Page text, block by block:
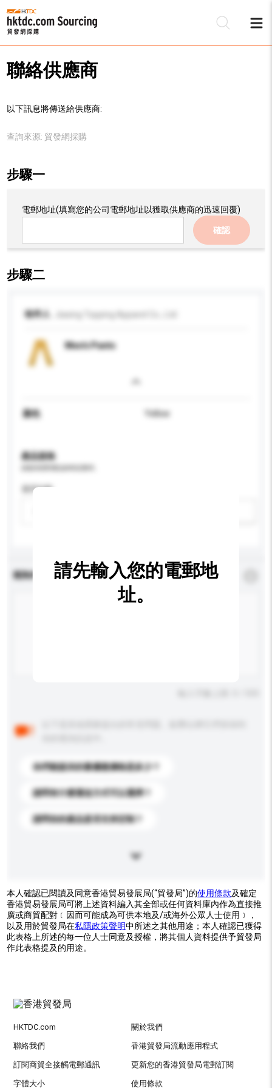
聯絡供應商
以下訊息將傳送給供應商:
查詢來源: 貿發網採購
步驟一
電郵地址(填寫您的公司電郵地址以獲取供應商的迅速回覆)
確認
步驟二
收件人
Men's Pants
顏色 Yellow
產品規格
適用年齡
查詢內容 *必須填寫
你們能提供的最優惠價格是多少？
請問有什麼運送方式可以選擇？
請問你的產品是否支持定制？
請先輸入您的電郵地
址。
本人確認已閱讀及同意香港貿易發展局(“貿發局”)的使用條款及確定
香港貿易發展局可將上述資料編入其全部或任何資料庫內作為直接推
廣或商貿配對﹝因而可能成為可供本地及/或海外公眾人士使用﹞，
以及用於貿發局在私隱政策聲明中所述之其他用途；本人確認已獲得
此表格上所述的每一位人士同意及授權，將其個人資料提供予貿發局
作此表格提及的用途。
HKTDC.com 關於我們
聯絡我們 香港貿發局流動應用程式
訂閱商貿全接觸電郵通訊 更新您的香港貿發局電郵訂閱
字體大小 使用條款